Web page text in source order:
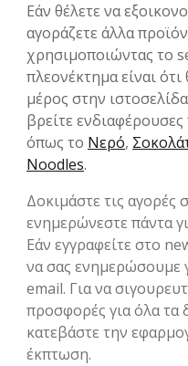
Εάν θέλετε να
αγοράζετε άλλα
χρησιμοποιώντας το
πλεονέκτημα είναι
μέρος στην
βρείτε
όπως το Νερό,
Noodles.
Δοκιμάστε τις
ενημερώνεστε πάντα
Εάν εγγραφείτε στο
να σας ενημερώσουμε
email. Για να
προσφορές για όλα τα
κατεβάστε την
έκπτωση.